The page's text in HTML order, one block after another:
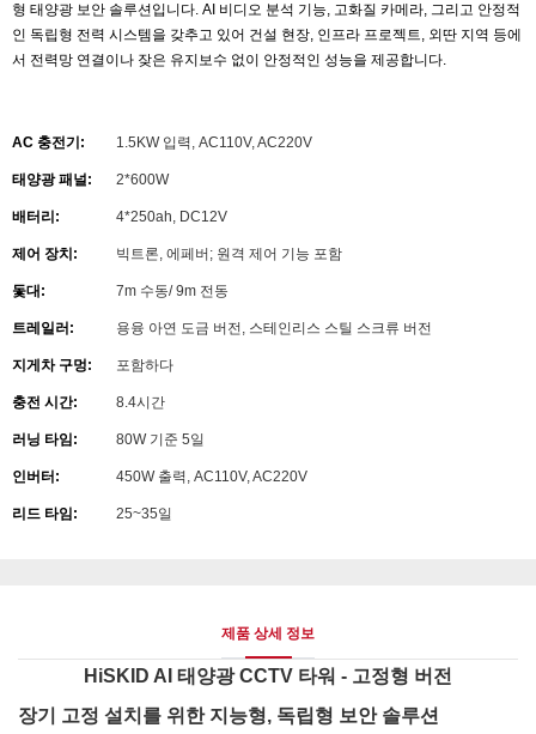
형 태양광 보안 솔루션입니다. AI 비디오 분석 기능, 고화질 카메라, 그리고 안정적
인 독립형 전력 시스템을 갖추고 있어 건설 현장, 인프라 프로젝트, 외딴 지역 등에
서 전력망 연결이나 잦은 유지보수 없이 안정적인 성능을 제공합니다.
AC 충전기: 1.5KW 입력, AC110V, AC220V
태양광 패널: 2*600W
배터리: 4*250ah, DC12V
제어 장치: 빅트론, 에페버; 원격 제어 기능 포함
돛대: 7m 수동/ 9m 전동
트레일러: 용융 아연 도금 버전, 스테인리스 스틸 스크류 버전
지게차 구멍: 포함하다
충전 시간: 8.4시간
러닝 타임: 80W 기준 5일
인버터: 450W 출력, AC110V, AC220V
리드 타임: 25~35일
제품 상세 정보
HiSKID AI 태양광 CCTV 타워 - 고정형 버전
장기 고정 설치를 위한 지능형, 독립형 보안 솔루션